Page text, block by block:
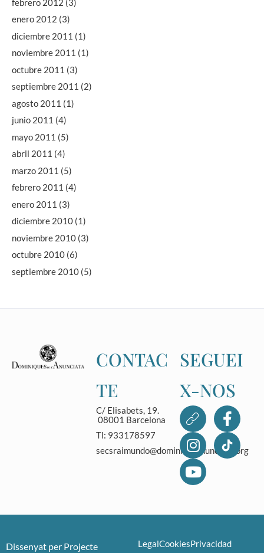
febrero 2012 (3)
enero 2012 (3)
diciembre 2011 (1)
noviembre 2011 (1)
octubre 2011 (3)
septiembre 2011 (2)
agosto 2011 (1)
junio 2011 (4)
mayo 2011 (5)
abril 2011 (4)
marzo 2011 (5)
febrero 2011 (4)
enero 2011 (3)
diciembre 2010 (1)
noviembre 2010 (3)
octubre 2010 (6)
septiembre 2010 (5)
CONTAC
TE
C/ Elisabets, 19.
08001 Barcelona
Tl: 933178597
secsraimundo@dominicasanunciata.org
SEGUEI
X-NOS
Dissenyat per Projecte LegalCookiesPrivacidad